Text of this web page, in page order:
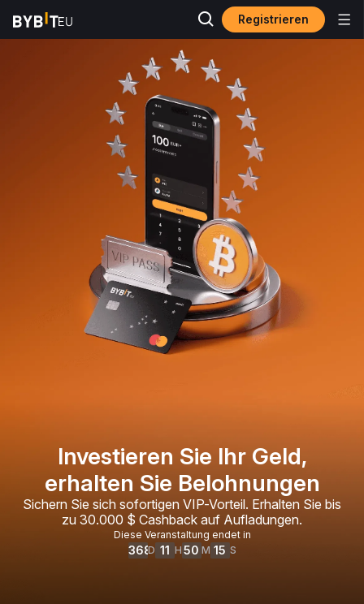
Registrieren
Investieren Sie Ihr Geld,
erhalten Sie Belohnungen
Sichern Sie sich sofortigen VIP-Vorteil. Erhalten Sie bis
zu 30.000 $ Cashback auf Aufladungen.
Diese Veranstaltung endet in
368D 11 H 50 M 14 S